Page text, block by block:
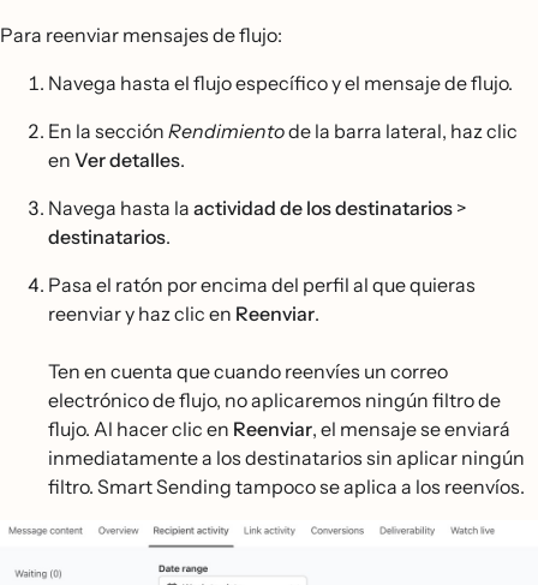
Para reenviar mensajes de flujo:
Navega hasta el flujo específico y el mensaje de flujo.
En la sección Rendimientode la barra lateral, haz clic
en Ver detalles.
Navega hasta la actividad de los destinatarios >
destinatarios.
Pasa el ratón por encima del perfil al que quieras
reenviar y haz clic en Reenviar.
Ten en cuenta que cuando reenvíes un correo
electrónico de flujo, no aplicaremos ningún filtro de
flujo. Al hacer clic en Reenviar, el mensaje se enviará
inmediatamente a los destinatarios sin aplicar ningún
filtro. Smart Sending tampoco se aplica a los reenvíos.